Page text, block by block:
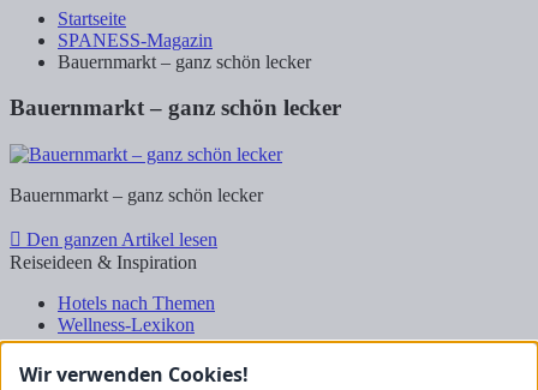
Startseite
SPANESS-Magazin
Bauernmarkt – ganz schön lecker
Bauernmarkt – ganz schön lecker
Bauernmarkt – ganz schön lecker
Den ganzen Artikel lesen
Reiseideen & Inspiration
Hotels nach Themen
Wellness-Lexikon
Business-Lexikon
Urlaubsregionen in Deutschland
Wir verwenden Cookies!